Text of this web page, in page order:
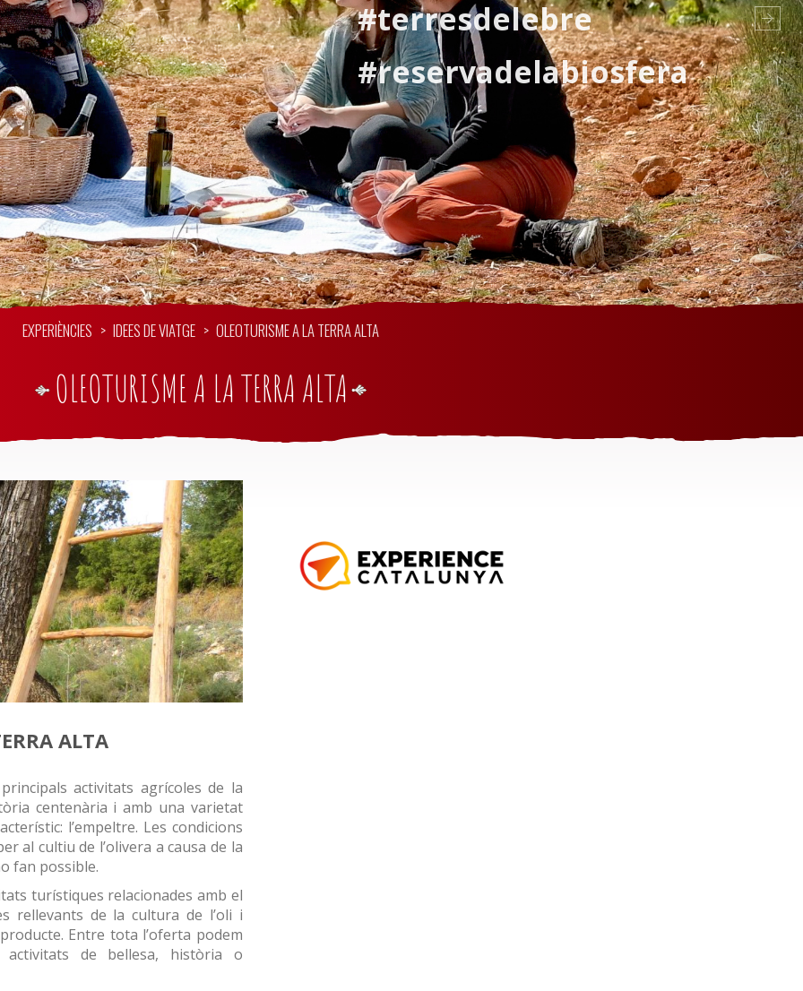
#terresdelebre
#reservadelabiosfera
EXPERIÈNCIES IDEES DE VIATGE OLEOTURISME A LA TERRA ALTA
OLEOTURISME A LA TERRA ALTA
ALTA
activitats agrícoles de la
centenària i amb una varietat
l’empeltre. Les condicions
al cultiu de l’olivera a causa de la
fan possible.
turístiques relacionades amb el
rellevants de la cultura de l’oli i
Entre tota l’oferta podem
de bellesa, història o